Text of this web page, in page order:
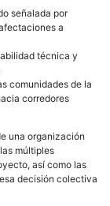
señalada por
a
técnica y
comunidades de la
corredores
una organización
múltiples
así como las
decisión colectiva